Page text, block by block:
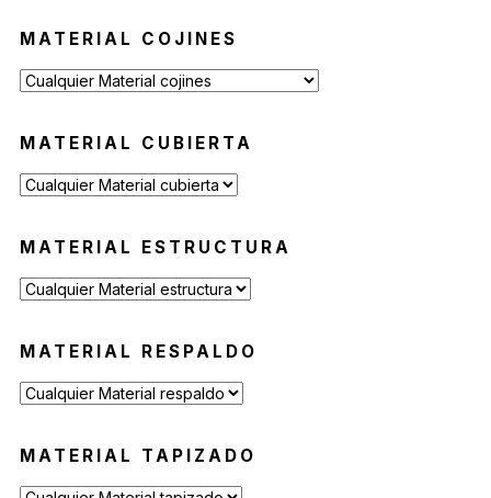
MATERIAL COJINES
MATERIAL CUBIERTA
MATERIAL ESTRUCTURA
MATERIAL RESPALDO
MATERIAL TAPIZADO